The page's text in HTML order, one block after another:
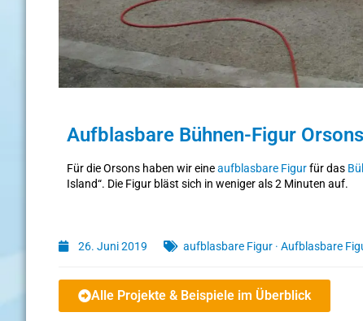
Aufblasbare Bühnen-Figur Orsons
Für die Orsons haben wir eineaufblasbare Figurfür das
Island“. Die Figur bläst sich in weniger als 2 Minuten auf.
26. Juni 2019 aufblasbare Figur · Aufblasbare
Alle Projekte & Beispiele im Überblick